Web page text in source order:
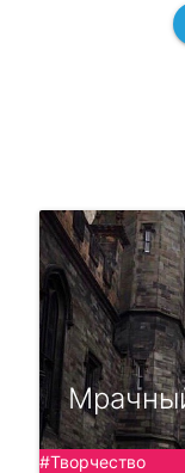
#Творчество